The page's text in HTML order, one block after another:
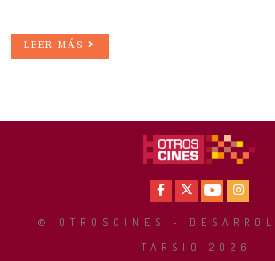
LEER MÁS
Facebook
X Youtube
© OTROSCINES -
TARSIO 2026 .